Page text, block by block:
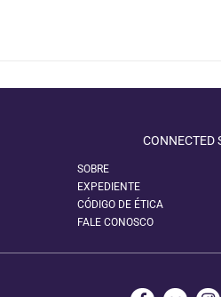
CONNECTED
SOBRE
EXPEDIENTE
CÓDIGO DE ÉTICA
FALE CONOSCO